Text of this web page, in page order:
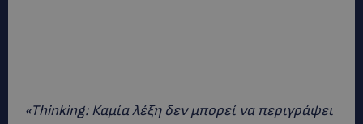
«Thinking: Καμία λέξη δεν μπορεί να περιγράψει